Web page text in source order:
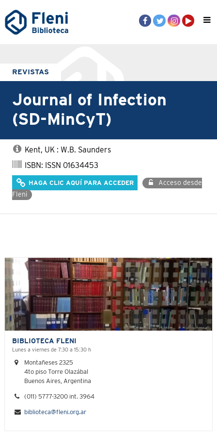
REVISTAS
Journal of Infection
(SD-MinCyT)
Kent, UK : W.B. Saunders
ISBN: ISSN 01634453
HAGA CLIC AQUÍ PARA ACCEDER
Acceso desde
Fleni
BIBLIOTECA FLENI
Lunes a viernes de 7:30 a 15:30 h
Montañeses 2325
4to piso Torre Olazábal
Buenos Aires, Argentina
(011) 5777-3200 int. 3964
biblioteca@fleni.org.ar